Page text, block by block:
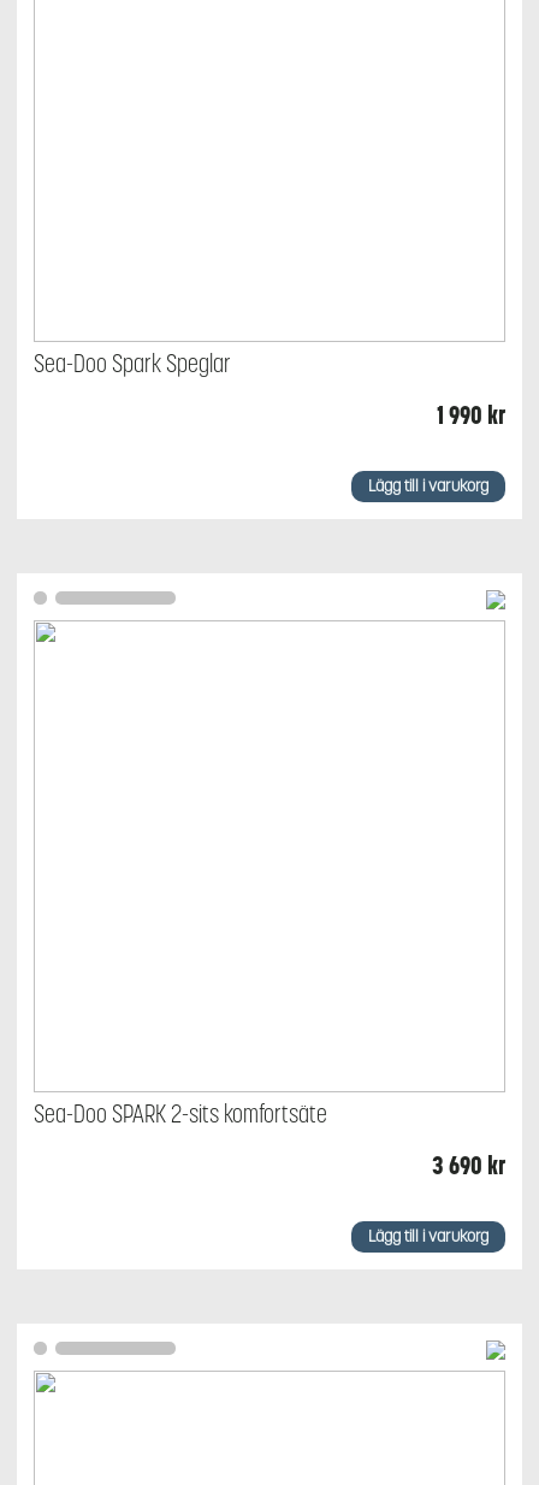
Sea-Doo Spark Speglar
1 990 kr
Lägg till i varukorg
Sea-Doo SPARK 2-sits komfortsäte
3 690 kr
Lägg till i varukorg